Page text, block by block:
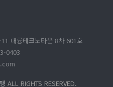
대륭테크노타운 8차 601호
0403
ALL RIGHTS RESERVED.